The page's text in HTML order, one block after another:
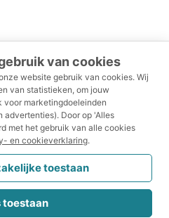
van cookies
website gebruik van cookies. Wij
van statistieken, om jouw
voor marketingdoeleinden
advertenties). Door op 'Alles
met het gebruik van alle cookies
en cookieverklaring.
toestaan
toestaan